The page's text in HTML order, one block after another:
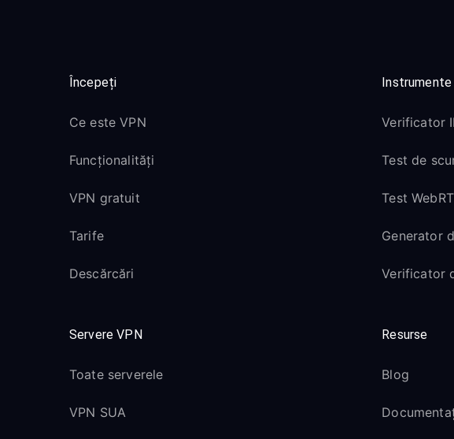
Începeți
Ce este VPN
Funcționalități
VPN gratuit
Tarife
Descărcări
Verificator
Test de
Test
Generator
Verificator
Servere VPN
Toate serverele
VPN SUA
Resurse
Blog